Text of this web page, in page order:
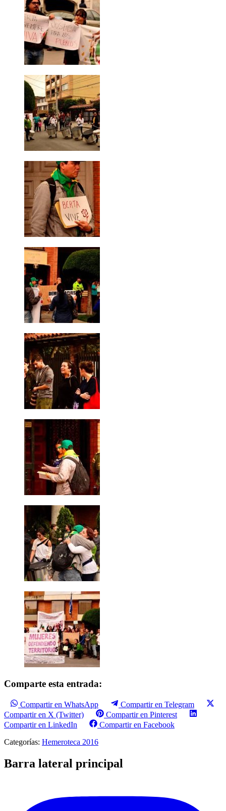
Comparte esta entrada:
Compartir en WhatsApp
Compartir en Telegram
Compartir en X (Twitter)
Compartir en Pinterest
Compartir en LinkedIn
Compartir en Facebook
Categorías: Hemeroteca 2016
Barra lateral principal